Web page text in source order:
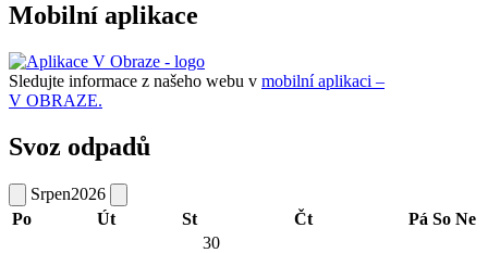
Mobilní aplikace
Sledujte informace z našeho webu v mobilní aplikaci –
V OBRAZE.
Svoz odpadů
Srpen2026
Po
Út St Čt Pá So Ne
30